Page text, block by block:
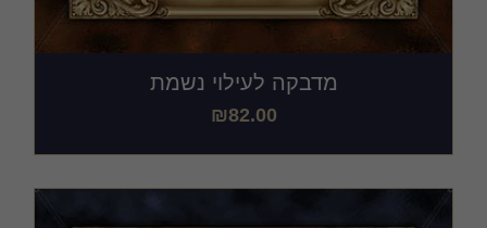
מדבקה לעילוי נשמת
₪82.00